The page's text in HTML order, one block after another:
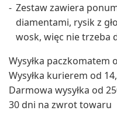
Zestaw zawiera
diamentami, rysik z
wosk, więc nie trzeba
Wysyłka paczkomatem
Wysyłka kurierem od
Darmowa wysyłka od
30 dni na zwrot towaru